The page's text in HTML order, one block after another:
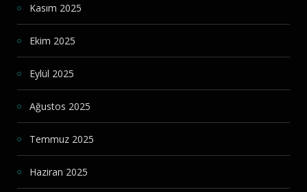
Kasım 2025
Ekim 2025
Eylül 2025
Ağustos 2025
Temmuz 2025
Haziran 2025